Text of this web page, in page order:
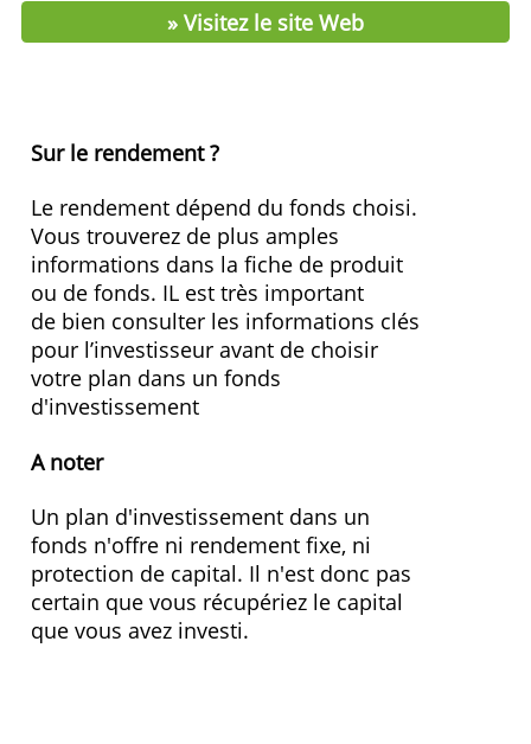
chez CBC !
Frais de gestion
d'entrée selon les fonds)
Investissement
périodique
25 Eur/mois
» Visitez le site Web
Sur le rendement ?
Le rendement dépend du fonds choisi.
Vous trouverez de plus amples
informations dans la fiche de produit